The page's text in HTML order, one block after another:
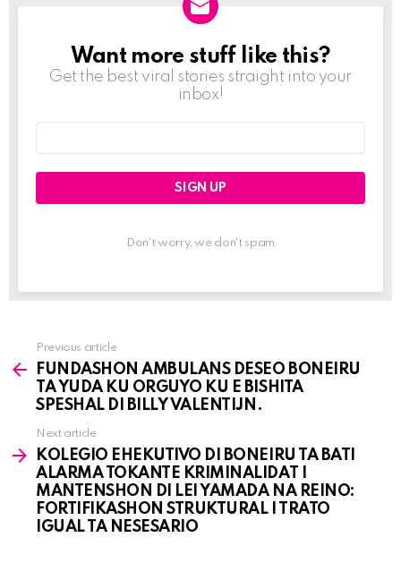
NEWSLETTER
Want more stuff like this?
Get the best viral stories straight into your
inbox!
Don't worry, we don't spam
more
Previous article
FUNDASHON AMBULANS DESEO BONEIRU
TA YUDA KU ORGUYO KU E BISHITA
SPESHAL DI BILLY VALENTIJN.
Next article
KOLEGIO EHEKUTIVO DI BONEIRU TA BATI
ALARMA TOKANTE KRIMINALIDAT I
MANTENSHON DI LEI YAMADA NA REINO:
FORTIFIKASHON STRUKTURAL I TRATO
IGUAL TA NESESARIO